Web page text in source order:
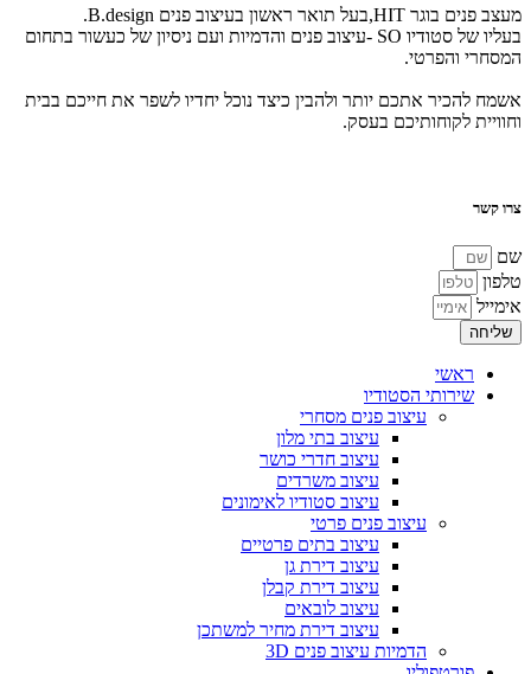
מעצב פנים בוגר HIT,בעל תואר ראשון בעיצוב פנים B.design.
בעליו של סטודיו SO -עיצוב פנים והדמיות ועם ניסיון של כעשור בתחום
המסחרי והפרטי.
אשמח להכיר אתכם יותר ולהבין כיצד נוכל יחדיו לשפר את חייכם בבית
וחוויית לקוחותיכם בעסק.
צרו קשר
שם
טלפון
אימייל
שליחה
ראשי
שירותי הסטודיו
עיצוב פנים מסחרי
עיצוב בתי מלון
עיצוב חדרי כושר
עיצוב משרדים
עיצוב סטודיו לאימונים
עיצוב פנים פרטי
עיצוב בתים פרטיים
עיצוב דירת גן
עיצוב דירת קבלן
עיצוב לובאים
עיצוב דירת מחיר למשתכן
הדמיות עיצוב פנים 3D